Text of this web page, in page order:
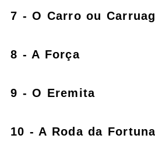
7 - O Carro ou
8 - A Força
9 - O Eremita
10 - A Roda da Fortuna